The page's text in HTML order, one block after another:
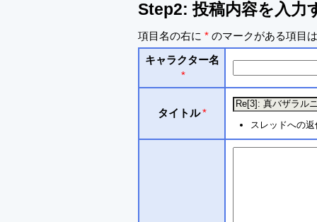
Step2: 投稿内容を入力
項目名の右に * のマークがある項目
キャラクター名
*
タイトル *
スレッドへの